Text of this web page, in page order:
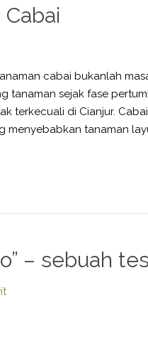
cabai bukanlah
tanaman sejak fase
terkecuali di Cianjur.
menyebabkan tanaman
– sebuah